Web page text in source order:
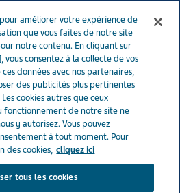
Menu
LISINOPRIL HYDROCHLOROTHIAZIDE
90)
12.5 mg (bte
améliorer votre expérience de
que vous faites de notre site
notre contenu. En cliquant sur
vous consentez à la collecte de vos
données avec nos partenaires,
des publicités plus pertinentes
cookies autres que ceux
fonctionnement de notre site ne
y autorisez. Vous pouvez
à tout moment. Pour
des cookies, cliquez ici
tous les cookies